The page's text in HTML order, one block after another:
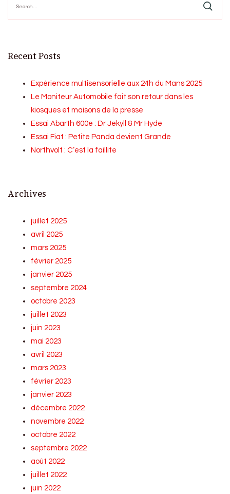
for:
Recent Posts
Expérience multisensorielle aux 24h du Mans 2025
Le Moniteur Automobile fait son retour dans les
kiosques et maisons de la presse
Essai Abarth 600e : Dr Jekyll & Mr Hyde
Essai Fiat : Petite Panda devient Grande
Northvolt : C’est la faillite
Archives
juillet 2025
avril 2025
mars 2025
février 2025
janvier 2025
septembre 2024
octobre 2023
juillet 2023
juin 2023
mai 2023
avril 2023
mars 2023
février 2023
janvier 2023
décembre 2022
novembre 2022
octobre 2022
septembre 2022
août 2022
juillet 2022
juin 2022